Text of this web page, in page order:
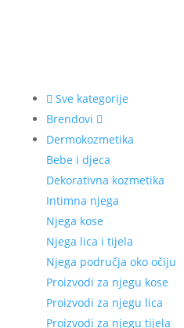
Sve kategorije
Brendovi
Dermokozmetika
Bebe i djeca
Dekorativna kozmetika
Intimna njega
Njega kose
Njega lica i tijela
Njega područja oko očiju
Proizvodi za njegu kose
Proizvodi za njegu lica
Proizvodi za njegu tijela